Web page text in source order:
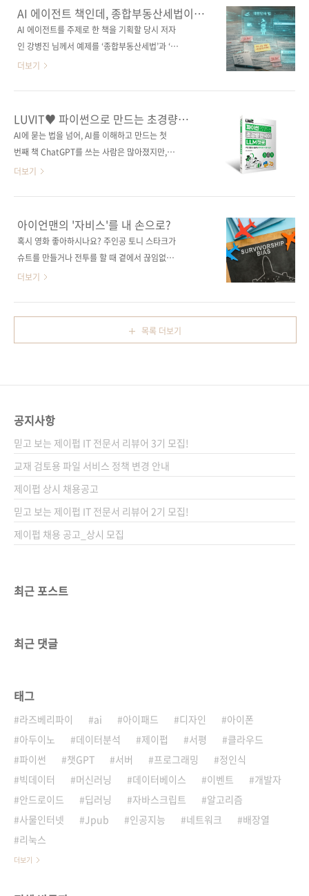
히 맡기고 있다는 느낌과는 확실히 거리가 있습
니다. 그래서 《처음 만나는 AI 에이전트 with
랭체인 & MCP》는 '어떻게 ..
함께 설명하며 실전 감각을 길러준다. 종합부동
산세법과 소득세법 예제를 통해 실제 법령 문서
를 처리하는 RAG 시스템을 직접 구성해보면서
전트 오케스트레이션, 평가 등을 단계별로 익힌
다. 이 책을 덮을 즈음에는 자신만의 에이전트 기
현할 수 있게 될 것이다. 도서구매 사이트(가나다
순) [교보문고] [도서11번가] [알라딘] [예스이십
사] [쿠팡] 전자책 구매 사이트(..
AI 에이전트 책인데, 종합부동산세법이
등장합니다
AI 에이전트를 주제로 한 책을 기획할 당시 저자
인 강병진 님께서 예제를 ‘종합부동산세법’과 ‘소
득세법’을 이야기했을 때 살짝 의아했습니다. ‘법
각해보니 이보다 더 현실적인 예제가 또 있을까
싶었습니다. 결국 세금과 부동산만큼 우리 삶과
가까운 주제도 드무니까요. 늘 관심이 갈 수밖에
《혼자서도 척척 해내는 AI 에이전트 만들기
with 랭체인 & 랭그래프》를 읽다 보면 단순히
고, 자르고, 연결하고, 판단하는 ‘일하는 AI’가 어
떤 모습인지 상상이 됩니다. 《혼자서도 척척 해
내는 AI 에이전트 만들기 with 랭체인 ..
더보기
LUVIT♥ 파이썬으로 만드는 초경량
한국어 LLM 챗봇
AI에 묻는 법을 넘어, AI를 이해하고 만드는 첫
번째 책 ChatGPT를 쓰는 사람은 많아졌지만,
‘AI가 어떻게 작동하는지’를 이해하는 사람은 여
경량 한국어 LLM 챗봇을 직접 만드는 실습까지
하나의 흐름으로 안내한다. 단순한 개념 설명에
그치지 않고, 구글 코랩 기반 실습을 통해 코드를
으로 익힐 수 있도록 구성했다. 특히 데이터 수
집, 분석, 시각화부터 분류와 예측, LLM과 허깅
페이스 생태계까지 폭넓게 다루며, ‘AI를 쓰는 사
람’에서 ‘AI를 이해하고 구현하는 사람’으로 성장
더보기
아이언맨의 '자비스'를 내 손으로?
혹시 영화 좋아하시나요? 주인공 토니 스타크가
슈트를 만들거나 전투를 할 때 곁에서 끊임없이
조언해주고 상황을 분석해주는 인공지능 비서
있었으면 좋겠다"라고 꿈꿨을 겁니다. 이제 그
상상은 더 이상 영화 속 이야기가 아닙니다.
《LUVIT♥ 파이썬으로 만드는 초경량 한국어
LLM 챗봇》이 바로 그 길잡이가 되어줄 책입니
다. ✈️ 2차 세계대전 전투기와 데이터의 비밀이
책은 단순히 코드를 따라 치는 것에서 끝나지
않..
더보기
목록 더보기
공지사항
믿고 보는 제이펍 IT 전문서 리뷰어 3기 모집!
교재 검토용 파일 서비스 정책 변경 안내
제이펍 상시 채용공고
믿고 보는 제이펍 IT 전문서 리뷰어 2기 모집!
제이펍 채용 공고_상시 모집
최근 포스트
최근 댓글
태그
라즈베리파이 ai 아이패드 디자인
아이폰
아두이노
데이터분석 제이펍 서평
클라우드
파이썬
챗GPT 서버 프로그래밍
정인식
빅데이터
머신러닝 데이터베이스 이벤트
개발자
안드로이드
딥러닝 자바스크립트
알고리즘
사물인터넷
Jpub 인공지능 네트워크
배장열
리눅스
더보기